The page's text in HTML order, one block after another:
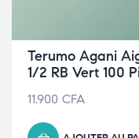
Terumo Agani
1/2 RB Vert 100
11.900 CFA